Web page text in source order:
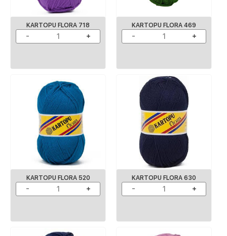
KARTOPU FLORA 718 KARTOPU FLORA 469
KARTOPU FLORA 520 KARTOPU FLORA 630